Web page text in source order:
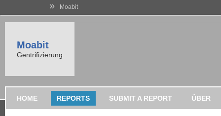
» Moabit
Moabit
Gentrifizierung
HOME REPORTS SUBMIT A REPORT ÜBER